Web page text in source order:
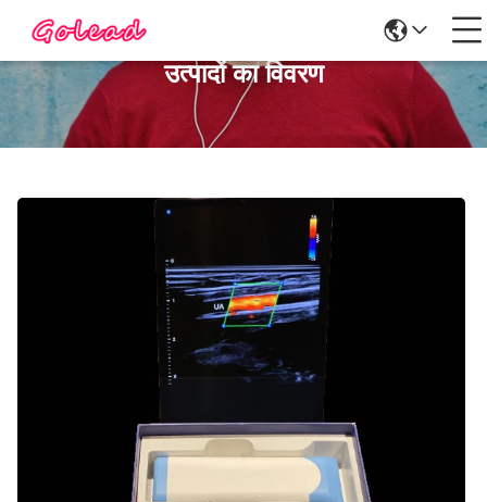
उत्पादों का विवरण